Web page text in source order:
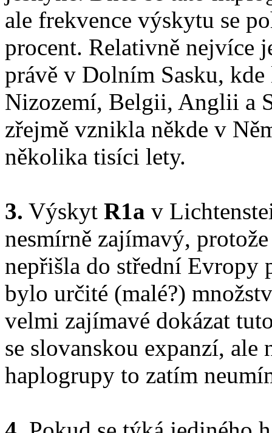
ale frekvence výskytu se
procent. Relativně nejvíce
právě v Dolním Sasku,
Nizozemí, Belgii, Anglii a
zřejmě vznikla někde v
několika tisíci lety.
3. Výskyt R1a v
nesmírně zajímavý,
nepřišla do střední Evropy
bylo určité (malé?)
velmi zajímavé dokázat
se slovanskou expanzí, ale
haplogrupy to zatím